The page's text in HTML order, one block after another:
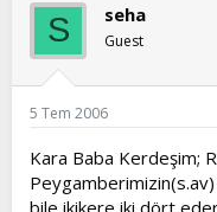
S seha
Guest
5 Tem 2006
Kara Baba Kerdeşim;
bile ikikere iki dört